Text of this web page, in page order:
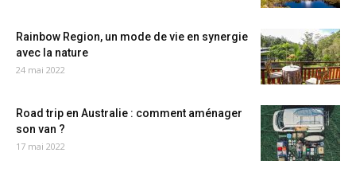
Rainbow Region, un mode de vie en synergie
avec la nature
24 mai 2022
Road trip en Australie : comment aménager
son van ?
17 mai 2022